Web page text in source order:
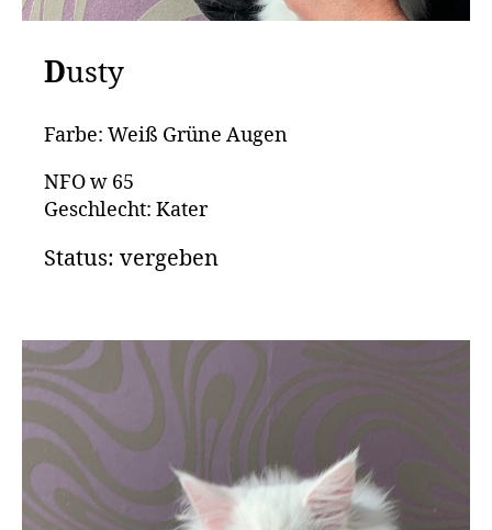
Dusty
Farbe: Weiß Grüne Augen
NFO w 65
Geschlecht: Kater
Status: vergeben